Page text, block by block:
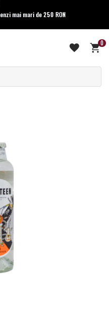
mai mari de 250 RON
0